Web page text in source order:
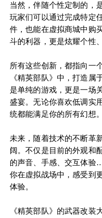
当然，伴随个性定制的，
玩家们可以通过完成特定
件，也能在虚拟商城中购
斗的利器，更是炫耀个性
所有这些创新，都指向
《精英部队》中，打造属
是单纯的游戏，更是一场
盛宴。无论你喜欢低调实
统都能满足你的所有幻想。
未来，随着技术的不断革
阔。不仅是目前的外观和
的声音、手感、交互体
你在虚拟战场中，感受到
体验。
《精英部队》的武器改装